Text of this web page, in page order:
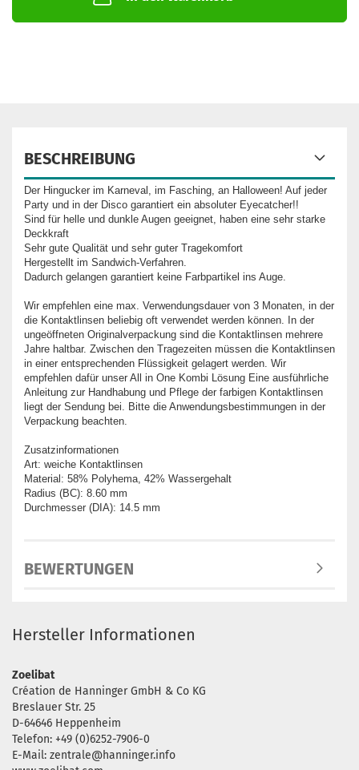
BESCHREIBUNG
Der Hingucker im Karneval, im Fasching, an Halloween! Auf jeder
Party und in der Disco garantiert ein absoluter Eyecatcher!!
Sind für helle und dunkle Augen geeignet, haben eine sehr starke
Deckkraft
Sehr gute Qualität und sehr guter Tragekomfort
Hergestellt im Sandwich-Verfahren.
Dadurch gelangen garantiert keine Farbpartikel ins Auge.
Wir empfehlen eine max. Verwendungsdauer von 3 Monaten, in der
die Kontaktlinsen beliebig oft verwendet werden können. In der
ungeöffneten Originalverpackung sind die Kontaktlinsen mehrere
Jahre haltbar. Zwischen den Tragezeiten müssen die Kontaktlinsen
in einer entsprechenden Flüssigkeit gelagert werden. Wir
empfehlen dafür unser All in One Kombi Lösung Eine ausführliche
Anleitung zur Handhabung und Pflege der farbigen Kontaktlinsen
liegt der Sendung bei. Bitte die Anwendungsbestimmungen in der
Verpackung beachten.
Zusatzinformationen
Art: weiche Kontaktlinsen
Material: 58% Polyhema, 42% Wassergehalt
Radius (BC): 8.60 mm
Durchmesser (DIA): 14.5 mm
BEWERTUNGEN
Hersteller Informationen
Zoelibat
Création de Hanninger GmbH & Co KG
Breslauer Str. 25
D-64646 Heppenheim
Telefon: +49 (0)6252-7906-0
E-Mail: zentrale@hanninger.info